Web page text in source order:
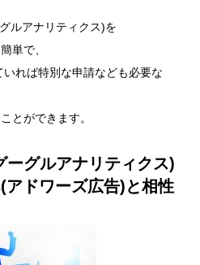
ルアナリティクス)を
単で、
れば特別な申請なども必要な
とができます。
グルアナリティクス)
ドワーズ広告)と相性